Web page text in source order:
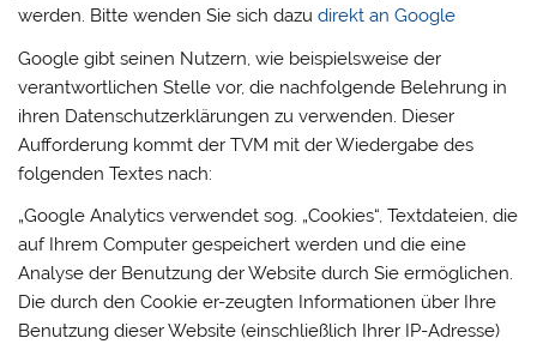
werden. Bitte wenden Sie sich dazudirekt an Google
Google gibt seinen Nutzern, wie beispielsweise der
verantwortlichen Stelle vor, die nachfolgende Belehrung in
ihren Datenschutzerklärungen zu verwenden. Dieser
Aufforderung kommt der TVM mit der Wiedergabe des
folgenden Textes nach:
„Google Analytics verwendet sog. „Cookies“, Textdateien, die
auf Ihrem Computer gespeichert werden und die eine
Analyse der Benutzung der Website durch Sie ermöglichen.
Die durch den Cookie er-zeugten Informationen über Ihre
Benutzung dieser Website (einschließlich Ihrer IP-Adresse)